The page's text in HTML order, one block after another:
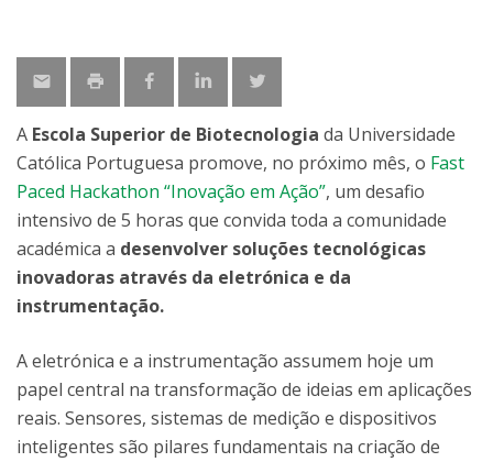
A Escola Superior de Biotecnologia da Universidade
Católica Portuguesa promove, no próximo mês, o Fast
Paced Hackathon “Inovação em Ação”, um desafio
intensivo de 5 horas que convida toda a comunidade
académica a desenvolver soluções tecnológicas
inovadoras através da eletrónica e da
instrumentação.
A eletrónica e a instrumentação assumem hoje um
papel central na transformação de ideias em aplicações
reais. Sensores, sistemas de medição e dispositivos
inteligentes são pilares fundamentais na criação de